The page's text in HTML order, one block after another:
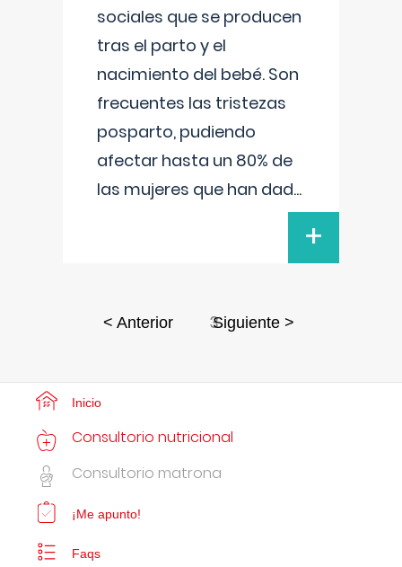
sociales que se producen
tras el parto y el
nacimiento del bebé. Son
frecuentes las tristezas
posparto, pudiendo
afectar hasta un 80% de
las mujeres que han dad...
+
< Anterior 3Siguiente >
Inicio
Consultorio nutricional
Consultorio matrona
¡Me apunto!
Faqs